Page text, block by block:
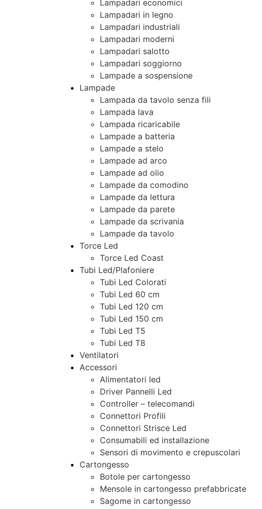
Lampadari economici
Lampadari in legno
Lampadari industriali
Lampadari moderni
Lampadari salotto
Lampadari soggiorno
Lampade a sospensione
Lampade
Lampada da tavolo senza fili
Lampada lava
Lampada ricaricabile
Lampade a batteria
Lampade a stelo
Lampade ad arco
Lampade ad olio
Lampade da comodino
Lampade da lettura
Lampade da parete
Lampade da scrivania
Lampade da tavolo
Torce Led
Torce Led Coast
Tubi Led/Plafoniere
Tubi Led Colorati
Tubi Led 60 cm
Tubi Led 120 cm
Tubi Led 150 cm
Tubi Led T5
Tubi Led T8
Ventilatori
Accessori
Alimentatori led
Driver Pannelli Led
Controller – telecomandi
Connettori Profili
Connettori Strisce Led
Consumabili ed installazione
Sensori di movimento e crepuscolari
Cartongesso
Botole per cartongesso
Mensole in cartongesso prefabbricate
Sagome in cartongesso